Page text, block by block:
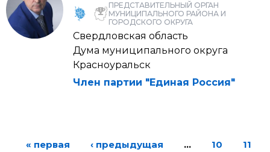
ПРЕДСТАВИТЕЛЬНЫЙ ОРГАН
МУНИЦИПАЛЬНОГО РАЙОНА И
ГОРОДСКОГО ОКРУГА
Свердловская область
Дума муниципального округа
Красноуральск
Член партии "Единая Россия"
« первая ‹ предыдущая … 10
11